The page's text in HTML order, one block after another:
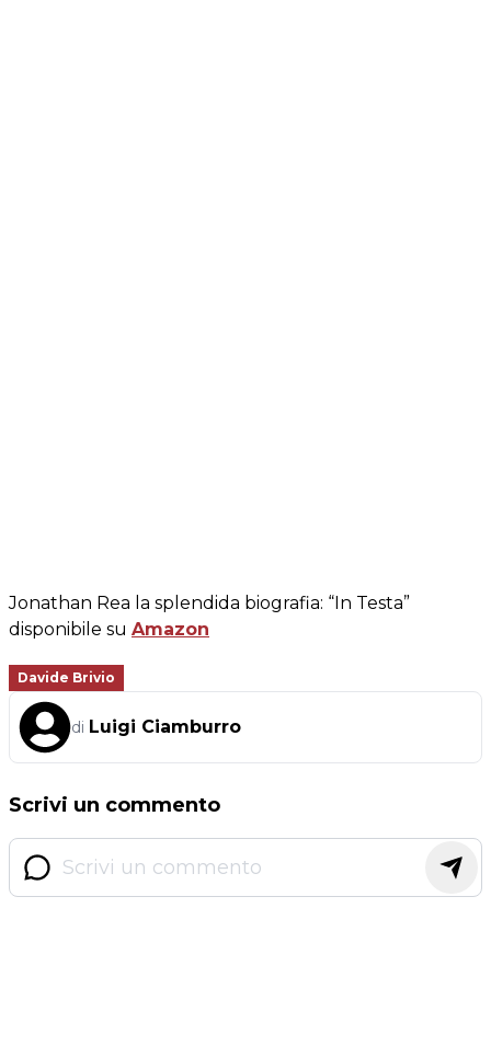
Jonathan Rea la splendida biografia: “In Testa”
disponibile su Amazon
Davide Brivio
di Luigi Ciamburro
Scrivi un commento